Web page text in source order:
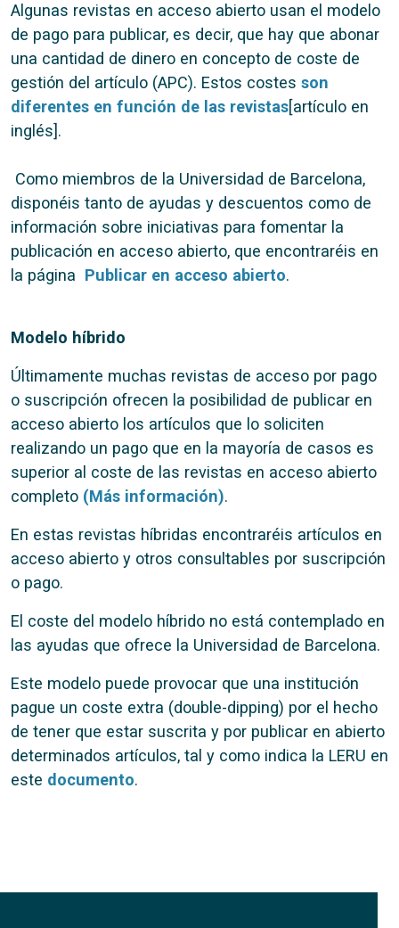
Algunas revistas en acceso abierto usan el modelo
de pago para publicar, es decir, que hay que abonar
una cantidad de dinero en concepto de coste de
gestión del artículo (APC). Estos costes son
diferentes en función de las revistas[artículo en
inglés].
Como miembros de la Universidad de Barcelona,
disponéis tanto de ayudas y descuentos como de
información sobre iniciativas para fomentar la
publicación en acceso abierto, que encontraréis en
la página Publicar en acceso abierto.
Modelo híbrido
Últimamente muchas revistas de acceso por pago
o suscripción ofrecen la posibilidad de publicar en
acceso abierto los artículos que lo soliciten
realizando un pago que en la mayoría de casos es
superior al coste de las revistas en acceso abierto
completo (Más información).
En estas revistas híbridas encontraréis artículos en
acceso abierto y otros consultables por suscripción
o pago.
El coste del modelo híbrido no está contemplado en
las ayudas que ofrece la Universidad de Barcelona.
Este modelo puede provocar que una institución
pague un coste extra (double-dipping) por el hecho
de tener que estar suscrita y por publicar en abierto
determinados artículos, tal y como indica la LERU en
este documento.